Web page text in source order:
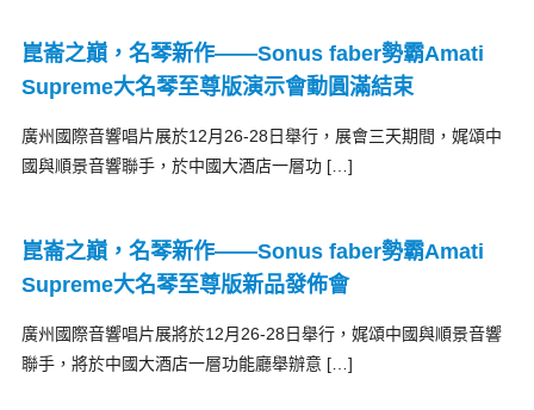
崑崙之巔，名琴新作——Sonus faber勢霸Amati
Supreme大名琴至尊版演示會動圓滿結束
廣州國際音響唱片展於12月26-28日舉行，展會三天期間，娓頌中
國與順景音響聯手，於中國大酒店一層功 […]
崑崙之巔，名琴新作——Sonus faber勢霸Amati
Supreme大名琴至尊版新品發佈會
廣州國際音響唱片展將於12月26-28日舉行，娓頌中國與順景音響
聯手，將於中國大酒店一層功能廳舉辦意 […]